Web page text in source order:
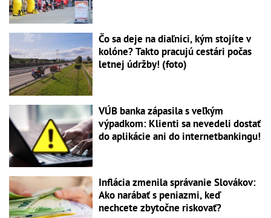
Čo sa deje na diaľnici, kým stojíte v
kolóne? Takto pracujú cestári počas
letnej údržby! (foto)
VÚB banka zápasila s veľkým
výpadkom: Klienti sa nevedeli dostať
do aplikácie ani do internetbankingu!
Inflácia zmenila správanie Slovákov:
Ako narábať s peniazmi, keď
nechcete zbytočne riskovať?